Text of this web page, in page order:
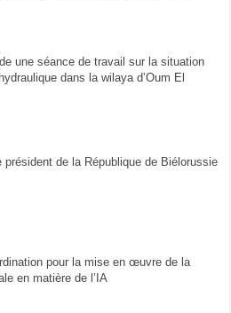
une séance de travail sur la situation
dans la wilaya d’Oum El
président de la République de Biélorussie
pour la mise en œuvre de la
en matière de l’IA